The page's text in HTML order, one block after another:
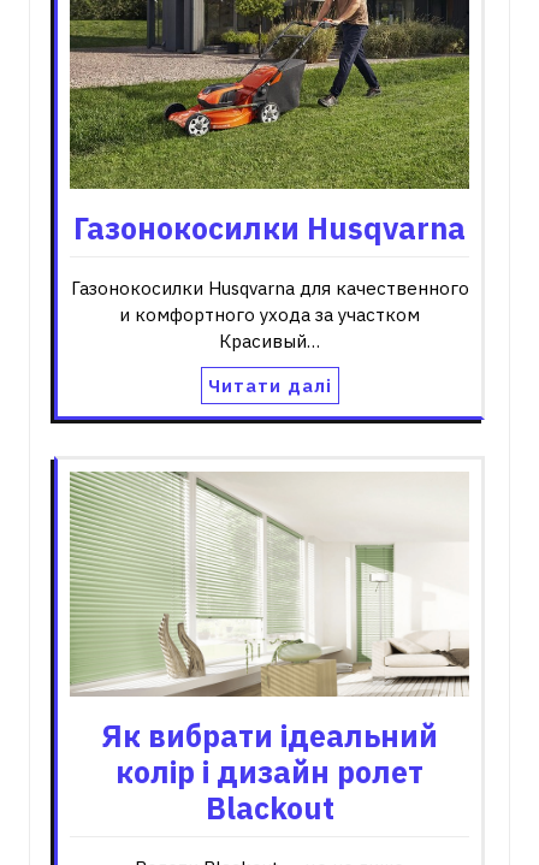
Газонокосилки Husqvarna
Газонокосилки Husqvarna для качественного
и комфортного ухода за участком
Красивый…
Читати далі
Як вибрати ідеальний
колір і дизайн ролет
Blackout